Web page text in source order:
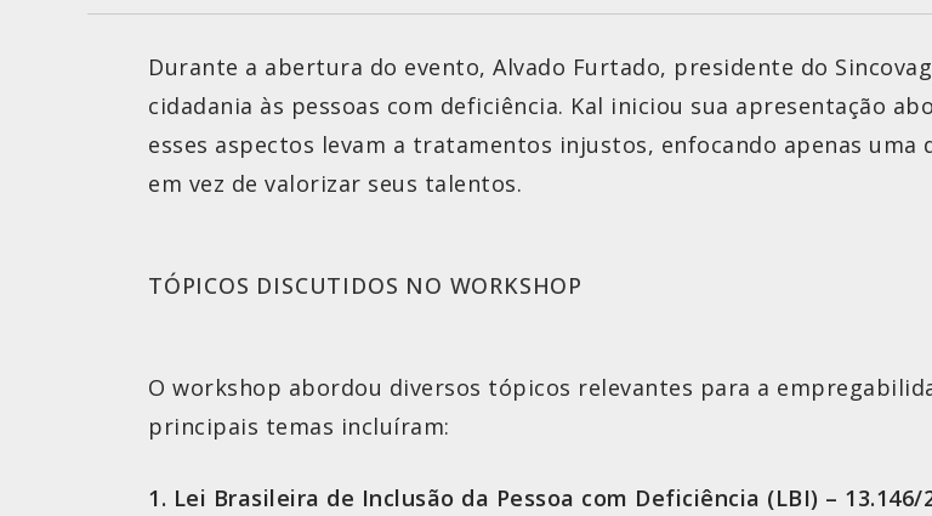
Durante a abertura do evento, Alvado Furtado, presidente do
cidadania às pessoas com deficiência. Kal iniciou sua apresentação
esses aspectos levam a tratamentos injustos, enfocando apenas
em vez de valorizar seus talentos.
TÓPICOS DISCUTIDOS NO WORKSHOP
O workshop abordou diversos tópicos relevantes para a
principais temas incluíram:
1. Lei Brasileira de Inclusão da Pessoa com Deficiência (LBI) – 13.146/